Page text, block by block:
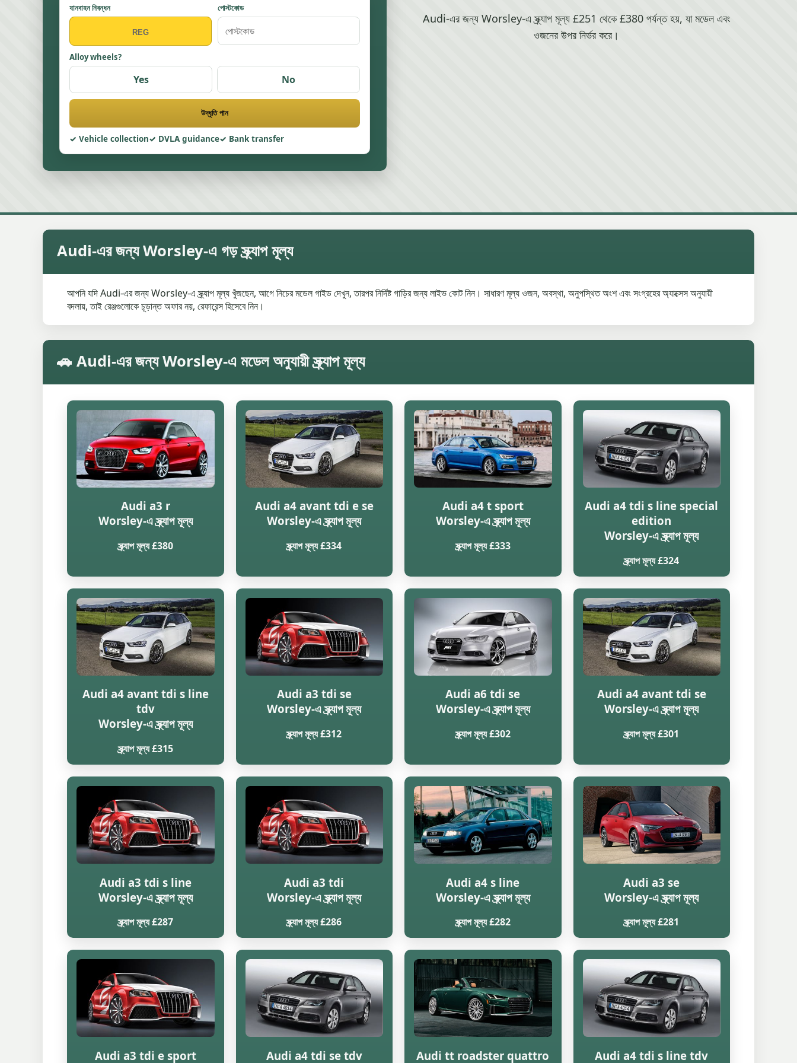
যানবাহন নিবন্ধন পোস্টকোড
Alloy wheels?
Yes No
উদ্ধৃতি পান
Vehicle collection DVLA guidance Bank transfer
Audi-এর জন্য Worsley-এ স্ক্র্যাপ মূল্য £251 থেকে £380 পর্যন্ত হয়, যা মডেল এবং
ওজনের উপর নির্ভর করে।
Audi-এর জন্য Worsley-এ গড় স্ক্র্যাপ মূল্য
আপনি যদি Audi-এর জন্য Worsley-এ স্ক্র্যাপ মূল্য খুঁজছেন, আগে নিচের মডেল গাইড দেখুন, তারপর নির্দিষ্ট গাড়ির জন্য লাইভ কোট নিন। সাধারণ মূল্য ওজন, অবস্থা, অনুপস্থিত অংশ এবং সংগ্রহের অ্যাক্সেস অনুযায়ী
বদলায়, তাই রেঞ্জগুলোকে চূড়ান্ত অফার নয়, রেফারেন্স হিসেবে নিন।
🚗 Audi-এর জন্য Worsley-এ মডেল অনুযায়ী স্ক্র্যাপ মূল্য
Audi a3 r
Worsley-এ স্ক্র্যাপ মূল্য
স্ক্র্যাপ মূল্য £380
Audi a4 avant tdi e se
Worsley-এ স্ক্র্যাপ মূল্য
স্ক্র্যাপ মূল্য £334
Audi a4 t sport
Worsley-এ স্ক্র্যাপ মূল্য
স্ক্র্যাপ মূল্য £333
Audi a4 tdi s line special
edition
Worsley-এ স্ক্র্যাপ মূল্য
স্ক্র্যাপ মূল্য £324
Audi a4 avant tdi s line
tdv
Worsley-এ স্ক্র্যাপ মূল্য
স্ক্র্যাপ মূল্য £315
Audi a3 tdi se
Worsley-এ স্ক্র্যাপ মূল্য
স্ক্র্যাপ মূল্য £312
Audi a6 tdi se
Worsley-এ স্ক্র্যাপ মূল্য
স্ক্র্যাপ মূল্য £302
Audi a4 avant tdi se
Worsley-এ স্ক্র্যাপ মূল্য
স্ক্র্যাপ মূল্য £301
Audi a3 tdi s line
Worsley-এ স্ক্র্যাপ মূল্য
স্ক্র্যাপ মূল্য £287
Audi a3 tdi
Worsley-এ স্ক্র্যাপ মূল্য
স্ক্র্যাপ মূল্য £286
Audi a4 s line
Worsley-এ স্ক্র্যাপ মূল্য
স্ক্র্যাপ মূল্য £282
Audi a3 se
Worsley-এ স্ক্র্যাপ মূল্য
স্ক্র্যাপ মূল্য £281
Audi a3 tdi e sport
Audi a4 tdi se tdv
Audi tt roadster quattro
Audi a4 tdi s line tdv